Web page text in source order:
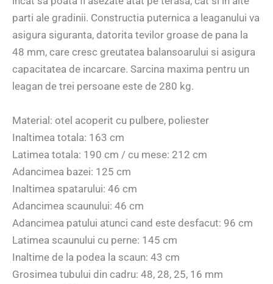
parti ale gradinii. Constructia puternica a leaganului va
asigura siguranta, datorita tevilor groase de pana la
48 mm, care cresc greutatea balansoarului si asigura
capacitatea de incarcare. Sarcina maxima pentru un
leagan de trei persoane este de 280 kg.
Material: otel acoperit cu pulbere, poliester
Inaltimea totala: 163 cm
Latimea totala: 190 cm / cu mese: 212 cm
Adancimea bazei: 125 cm
Inaltimea spatarului: 46 cm
Adancimea scaunului: 46 cm
Adancimea patului atunci cand este desfacut: 96 cm
Latimea scaunului cu perne: 145 cm
Inaltime de la podea la scaun: 43 cm
Grosimea tubului din cadru: 48, 28, 25, 16 mm